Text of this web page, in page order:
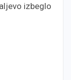
izbeglo